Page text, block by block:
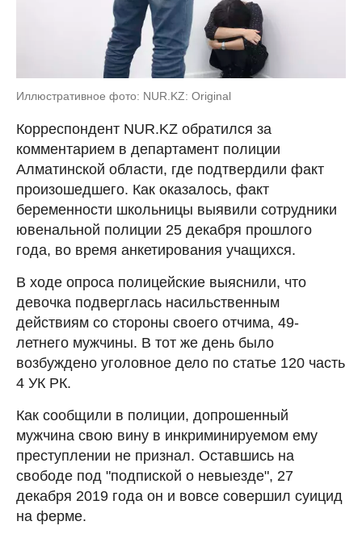
Иллюстративное фото: NUR.KZ: Original
Корреспондент NUR.KZ обратился за
комментарием в департамент полиции
Алматинской области, где подтвердили факт
произошедшего. Как оказалось, факт
беременности школьницы выявили сотрудники
ювенальной полиции 25 декабря прошлого
года, во время анкетирования учащихся.
В ходе опроса полицейские выяснили, что
девочка подверглась насильственным
действиям со стороны своего отчима, 49-
летнего мужчины. В тот же день было
возбуждено уголовное дело по статье 120 часть
4 УК РК.
Как сообщили в полиции, допрошенный
мужчина свою вину в инкриминируемом ему
преступлении не признал. Оставшись на
свободе под "подпиской о невыезде", 27
декабря 2019 года он и вовсе совершил суицид
на ферме.